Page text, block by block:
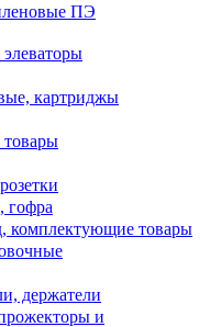
ПЭ
картриджы
товары
гофра
комплектующие товары
держатели
и